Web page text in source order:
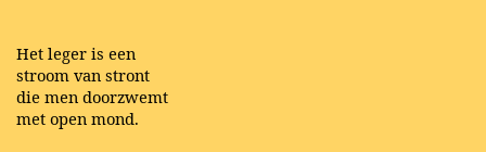
Het leger is een
stroom van stront
die men doorzwemt
met open mond.